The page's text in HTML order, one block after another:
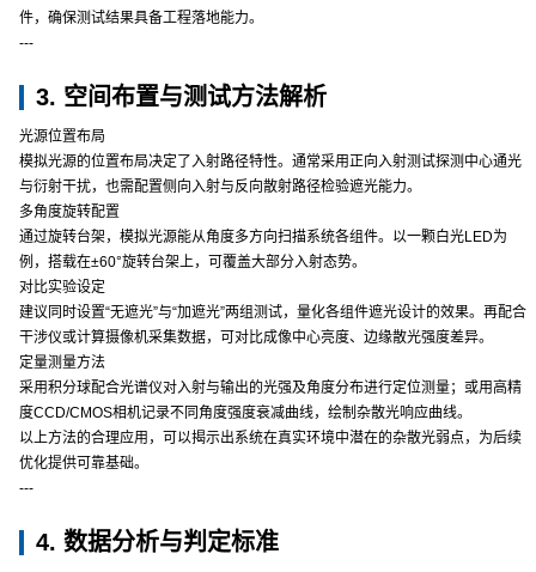
件，确保测试结果具备工程落地能力。
---
3. 空间布置与测试方法解析
光源位置布局
模拟光源的位置布局决定了入射路径特性。通常采用正向入射测试探测中心通光
与衍射干扰，也需配置侧向入射与反向散射路径检验遮光能力。
多角度旋转配置
通过旋转台架，模拟光源能从角度多方向扫描系统各组件。以一颗白光LED为
例，搭载在±60°旋转台架上，可覆盖大部分入射态势。
对比实验设定
建议同时设置“无遮光”与“加遮光”两组测试，量化各组件遮光设计的效果。再配合
干涉仪或计算摄像机采集数据，可对比成像中心亮度、边缘散光强度差异。
定量测量方法
采用积分球配合光谱仪对入射与输出的光强及角度分布进行定位测量；或用高精
度CCD/CMOS相机记录不同角度强度衰减曲线，绘制杂散光响应曲线。
以上方法的合理应用，可以揭示出系统在真实环境中潜在的杂散光弱点，为后续
优化提供可靠基础。
---
4. 数据分析与判定标准